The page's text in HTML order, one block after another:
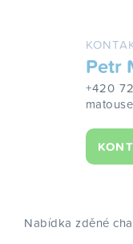
Petr
+420
Nabídka zděné